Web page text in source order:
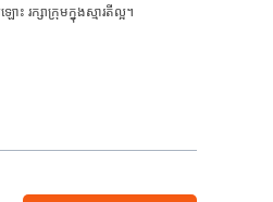
រក្សាក្រុមក្នុងស្មារតីល្អ។